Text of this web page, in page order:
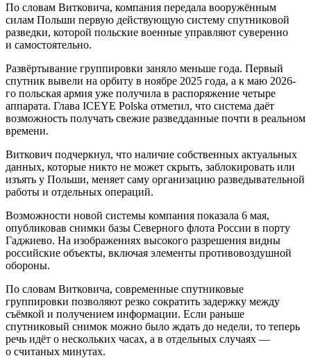
По словам Витковича, компания передала вооружённым
силам Польши первую действующую систему спутниковой
разведки, которой польские военные управляют суверенно
и самостоятельно.
Развёртывание группировки заняло меньше года. Первый
спутник вывели на орбиту в ноябре 2025 года, а к маю 2026-
го польская армия уже получила в распоряжение четыре
аппарата. Глава ICEYE Polska отметил, что система даёт
возможность получать свежие разведданные почти в реальном
времени.
Виткович подчеркнул, что наличие собственных актуальных
данных, которые никто не может скрыть, заблокировать или
изъять у Польши, меняет саму организацию разведывательной
работы и отдельных операций.
Возможности новой системы компания показала 6 мая,
опубликовав снимки базы Северного флота России в порту
Гаджиево. На изображениях высокого разрешения видны
российские объекты, включая элементы противовоздушной
обороны.
По словам Витковича, современные спутниковые
группировки позволяют резко сократить задержку между
съёмкой и получением информации. Если раньше
спутниковый снимок можно было ждать до недели, то теперь
речь идёт о нескольких часах, а в отдельных случаях —
о считаных минутах.